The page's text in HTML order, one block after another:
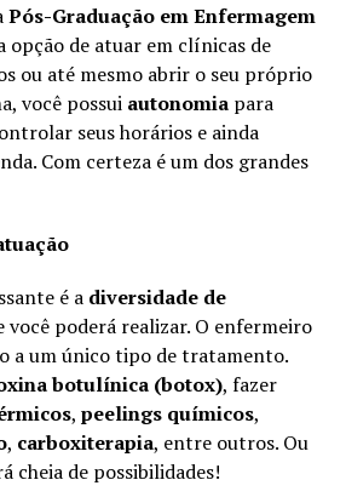
Pós-Graduação em Enfermagem
opção de atuar em clínicas de
ou até mesmo abrir o seu próprio
você possui autonomiapara
seus horários e ainda
Com certeza é um dos grandes
é a diversidade de
você poderá realizar. O enfermeiro
a um único tipo de tratamento.
botulínica (botox), fazer
, peelings químicos,
, carboxiterapia, entre outros. Ou
cheia de possibilidades!